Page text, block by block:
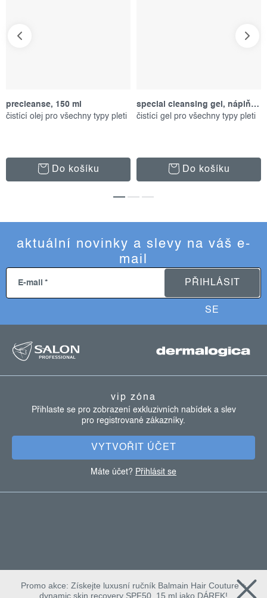
precleanse, 150 ml
čistící olej pro všechny typy pleti
Do košíku
special cleansing gel, náplň 500 ml
čistící gel pro všechny typy pleti
Do košíku
aktuální novinky a slevy na váš e-
mail
E-mail PŘIHLÁSIT
SE
vip zóna
Přihlaste se pro zobrazení exkluzivních nabídek a slev
pro registrované zákazníky.
VYTVOŘIT ÚČET
Máte účet? Přihlásit se
Promo akce: Získejte luxusní ručník Balmain Hair Couture +
dynamic skin recovery SPF50, 15 ml jako DÁREK!